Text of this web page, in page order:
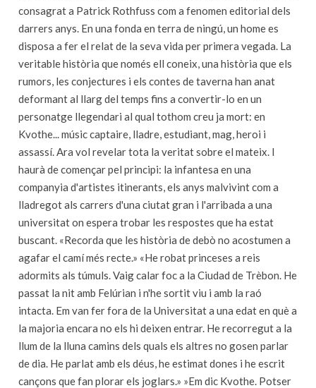
consagrat a Patrick Rothfuss com a fenomen editorial dels
darrers anys. En una fonda en terra de ningú, un home es
disposa a fer el relat de la seva vida per primera vegada. La
veritable història que només ell coneix, una història que els
rumors, les conjectures i els contes de taverna han anat
deformant al llarg del temps fins a convertir-lo en un
personatge llegendari al qual tothom creu ja mort: en
Kvothe... músic captaire, lladre, estudiant, mag, heroi i
assassí. Ara vol revelar tota la veritat sobre el mateix. I
haurà de començar pel principi: la infantesa en una
companyia d'artistes itinerants, els anys malvivint com a
lladregot als carrers d'una ciutat gran i l'arribada a una
universitat on espera trobar les respostes que ha estat
buscant. «Recorda que les història de debò no acostumen a
agafar el camí més recte.» «He robat princeses a reis
adormits als túmuls. Vaig calar foc a la Ciudad de Trèbon. He
passat la nit amb Felúrian i n'he sortit viu i amb la raó
intacta. Em van fer fora de la Universitat a una edat en què a
la majoria encara no els hi deixen entrar. He recorregut a la
llum de la lluna camins dels quals els altres no gosen parlar
de dia. He parlat amb els déus, he estimat dones i he escrit
cançons que fan plorar els joglars.» »Em dic Kvothe. Potser